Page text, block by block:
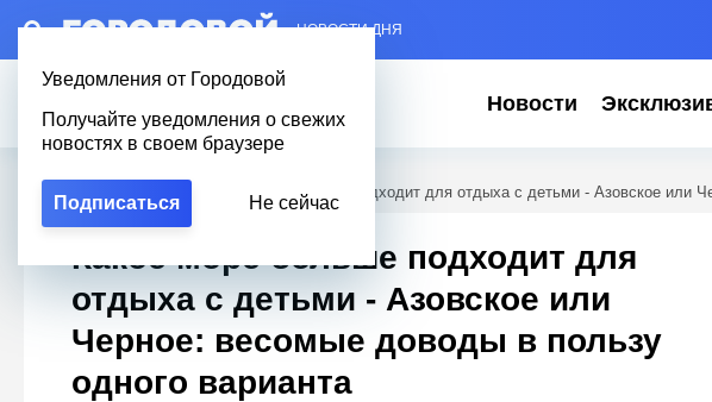
– НОВОСТИ ДНЯ
Уведомления от Городовой
Получайте уведомления о свежих
новостях в своем браузере
Подписаться Не сейчас
Новости
Городовой Какое море больше подходит для отдыха с детьми - Азовское или
Какое море больше подходит для
отдыха с детьми - Азовское или
Черное: весомые доводы в пользу
одного варианта